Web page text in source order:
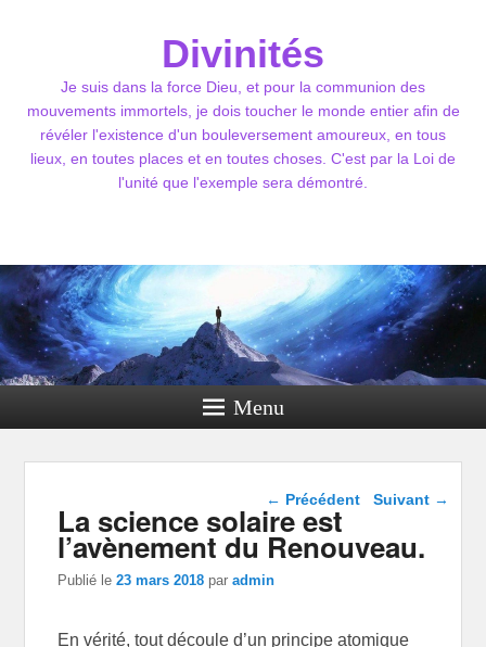
Divinités
Je suis dans la force Dieu, et pour la communion des
mouvements immortels, je dois toucher le monde entier afin de
révéler l'existence d'un bouleversement amoureux, en tous
lieux, en toutes places et en toutes choses. C'est par la Loi de
l'unité que l'exemple sera démontré.
Menu
Navigation dans les
← Précédent Suivant →
La science solaire est
l’avènement du Renouveau.
Publié le23 mars 2018 paradmin
En vérité, tout découle d’un principe atomique